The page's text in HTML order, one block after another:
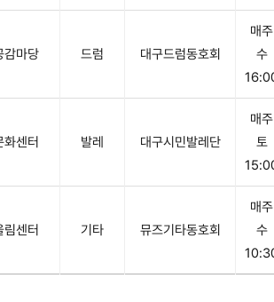
감마당 드럼 대구드럼동호회
매주
수
화센터 발레 대구시민발레단
매주
토
림센터 기타 뮤즈기타동호회
매주
수